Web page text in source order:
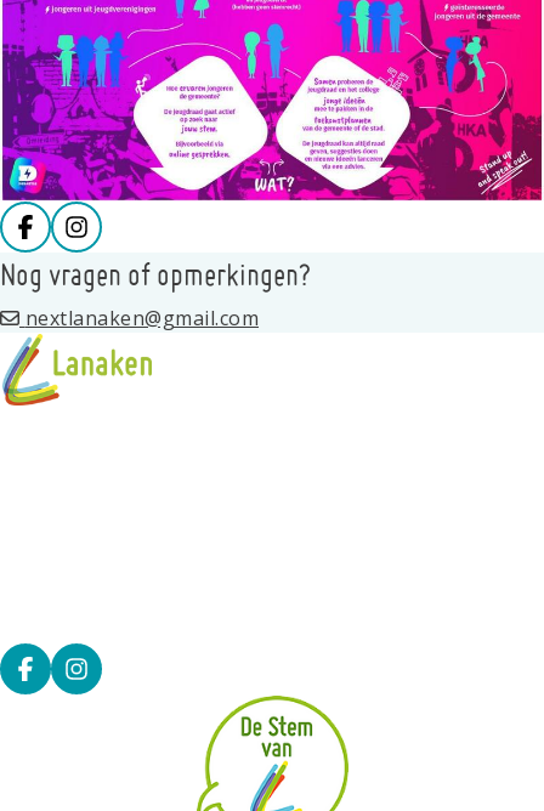
Deel op facebook
Deel op Instagram
Nog vragen of opmerkingen?
nextlanaken@gmail.com
Deel op facebook
Deel op Instagram